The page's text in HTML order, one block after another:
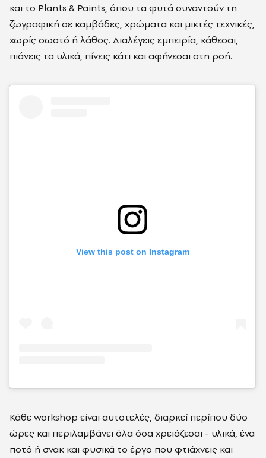
και το Plants & Paints, όπου τα φυτά συναντούν τη
ζωγραφική σε καμβάδες, χρώματα και μικτές τεχνικές,
χωρίς σωστό ή λάθος. Διαλέγεις εμπειρία, κάθεσαι,
πιάνεις τα υλικά, πίνεις κάτι και αφήνεσαι στη ροή.
View this post on Instagram
Κάθε workshop είναι αυτοτελές, διαρκεί περίπου δύο
ώρες και περιλαμβάνει όλα όσα χρειάζεσαι - υλικά, ένα
ποτό ή σνακ και φυσικά το έργο που φτιάχνεις και